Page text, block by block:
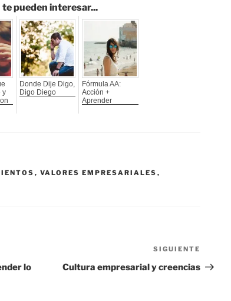
pueden interesar...
y
Donde Dije Digo,
Digo Diego
Fórmula AA:
Acción +
Aprender
, VALORES EMPRESARIALES ,
lo
entrada
SIGUIENTE
Cultura empresarial y creencias